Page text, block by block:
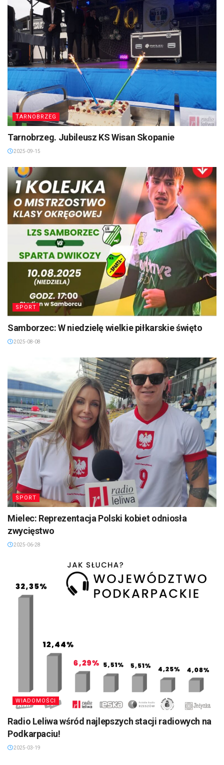
TARNOBRZEG
Tarnobrzeg. Jubileusz KS Wisan Skopanie
2025-09-15
SPORT
Samborzec: W niedzielę wielkie piłkarskie święto
2025-08-08
SPORT
Mielec: Reprezentacja Polski kobiet odniosła
zwycięstwo
2025-06-28
WIADOMOŚCI
Radio Leliwa wśród najlepszych stacji radiowych na
Podkarpaciu!
2025-03-19